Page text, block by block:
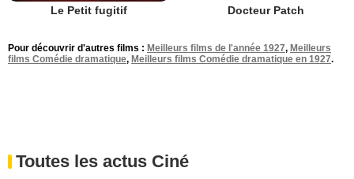
Le Petit fugitif Docteur Patch
Pour découvrir d'autres films : Meilleurs films de l'année 1927, Meilleurs
films Comédie dramatique, Meilleurs films Comédie dramatique en 1927.
Toutes les actus Ciné